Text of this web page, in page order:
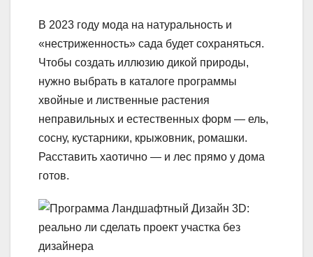
В 2023 году мода на натуральность и
«нестриженность» сада будет сохраняться.
Чтобы создать иллюзию дикой природы,
нужно выбрать в каталоге программы
хвойные и лиственные растения
неправильных и естественных форм — ель,
сосну, кустарники, крыжовник, ромашки.
Расставить хаотично — и лес прямо у дома
готов.